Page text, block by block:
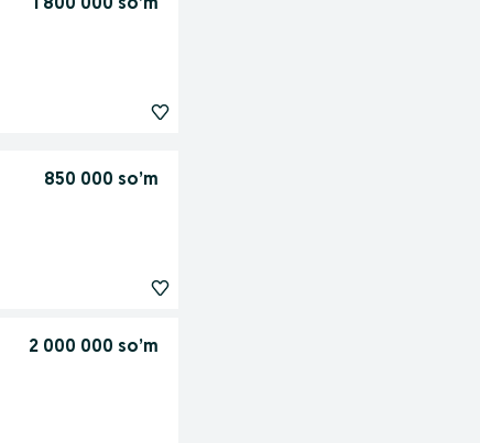
1 800 000 so’m
850 000 so’m
2 000 000 so’m